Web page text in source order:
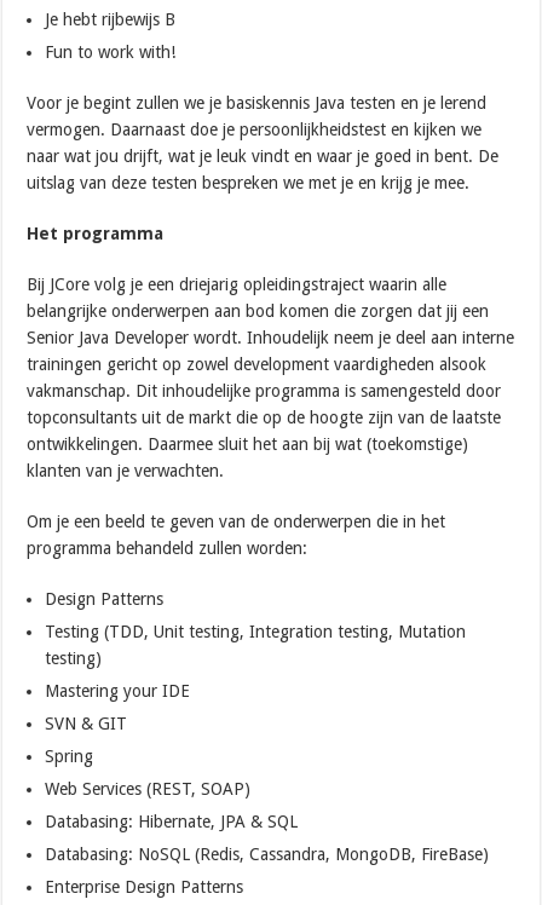
Je hebt rijbewijs B
Fun to work with!
Voor je begint zullen we je basiskennis Java testen en je lerend
vermogen. Daarnaast doe je persoonlijkheidstest en kijken we
naar wat jou drijft, wat je leuk vindt en waar je goed in bent. De
uitslag van deze testen bespreken we met je en krijg je mee.
Het programma
Bij JCore volg je een driejarig opleidingstraject waarin alle
belangrijke onderwerpen aan bod komen die zorgen dat jij een
Senior Java Developer wordt. Inhoudelijk neem je deel aan interne
trainingen gericht op zowel development vaardigheden alsook
vakmanschap. Dit inhoudelijke programma is samengesteld door
topconsultants uit de markt die op de hoogte zijn van de laatste
ontwikkelingen. Daarmee sluit het aan bij wat (toekomstige)
klanten van je verwachten.
Om je een beeld te geven van de onderwerpen die in het
programma behandeld zullen worden:
Design Patterns
Testing (TDD, Unit testing, Integration testing, Mutation
testing)
Mastering your IDE
SVN & GIT
Spring
Web Services (REST, SOAP)
Databasing: Hibernate, JPA & SQL
Databasing: NoSQL (Redis, Cassandra, MongoDB, FireBase)
Enterprise Design Patterns